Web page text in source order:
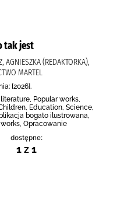
tak jest
AGNIESZKA (REDAKTORKA),
MARTEL
[2026].
Popular works,
Education, Science,
bogato ilustrowana,
Opracowanie
dostępne:
1 z 1